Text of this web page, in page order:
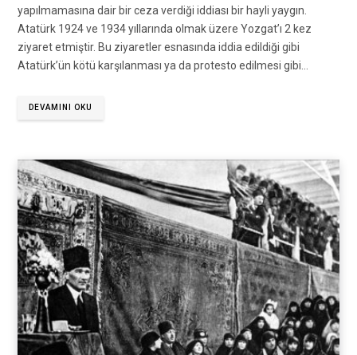
yapılmamasına dair bir ceza verdiği iddiası bir hayli yaygın.
Atatürk 1924 ve 1934 yıllarında olmak üzere Yozgat’ı 2 kez
ziyaret etmiştir. Bu ziyaretler esnasında iddia edildiği gibi
Atatürk’ün kötü karşılanması ya da protesto edilmesi gibi…
DEVAMINI OKU